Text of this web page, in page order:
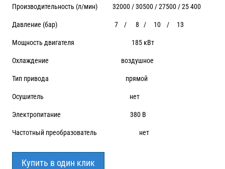
Производительность (л/мин) 32000 / 30500 / 27500 / 25 400
Давление (бар) 7 / 8 / 10 / 13
Мощность двигателя 185 кВт
Охлаждение воздушное
Тип привода прямой
Осушитель нет
Электропитание 380 В
Частотный преобразователь нет
Купить в один клик